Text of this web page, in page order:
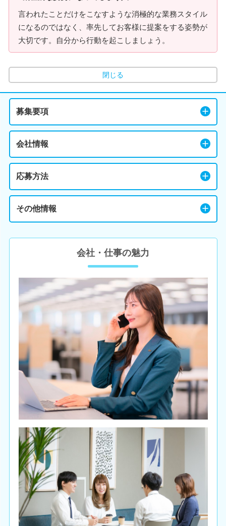
言われたことだけをこなすような消極的な業務スタイル
になるのではなく、率先してお客様に提案をする姿勢が
大切です。自分から行動を起こしましょう。
閉じる
募集要項
会社情報
応募方法
その他情報
会社・仕事の魅力